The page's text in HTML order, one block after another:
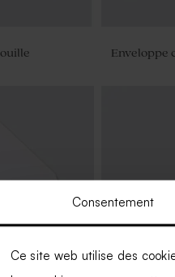
Consentement
Ce site web utilise des
Enveloppe